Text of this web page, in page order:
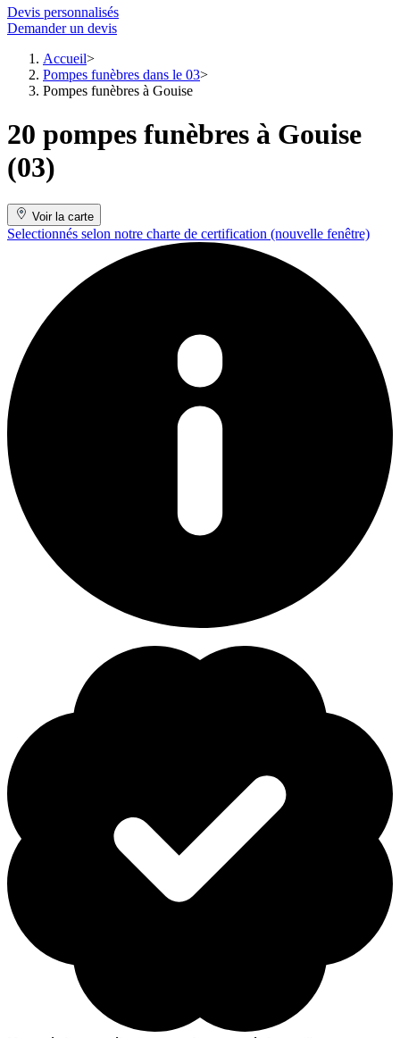
Devis personnalisés
Demander un devis
Accueil
Pompes funèbres dans le 03
Pompes funèbres à Gouise
20 pompes funèbres à Gouise
(03)
Voir la carte
Selectionnés selon notre charte de certification (nouvelle fenêtre)